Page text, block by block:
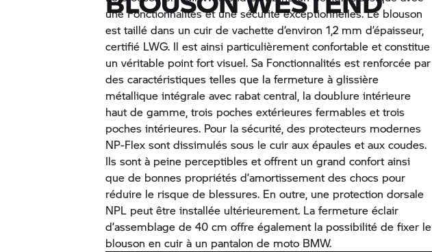
une Fonctionnalités et une sécurité exceptionnelles. Le blouson
est taillé dans un cuir de vachette d’environ 1,2 mm d’épaisseur,
certifié LWG. Il est ainsi particulièrement confortable et constitue
un véritable point fort visuel. Sa Fonctionnalités est renforcée par
des caractéristiques telles que la fermeture à glissière
métallique intégrale avec rabat central, la doublure intérieure
haut de gamme, trois poches extérieures fermables et trois
poches intérieures. Pour la sécurité, des protecteurs modernes
NP-Flex sont dissimulés sous le cuir aux épaules et aux coudes.
Ils sont à peine perceptibles et offrent un grand confort ainsi
que de bonnes propriétés d’amortissement des chocs pour
réduire le risque de blessures. En outre, une protection dorsale
NPL peut être installée ultérieurement. La fermeture éclair
d’assemblage de 40 cm offre également la possibilité de fixer le
blouson en cuir à un pantalon de moto BMW.